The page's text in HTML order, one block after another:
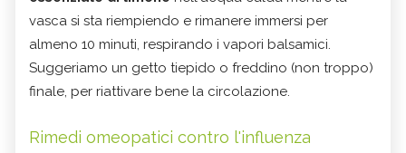
vasca si sta riempiendo e rimanere immersi per
almeno 10 minuti, respirando i vapori balsamici.
Suggeriamo un getto tiepido o freddino (non troppo)
finale, per riattivare bene la circolazione.
Rimedi omeopatici contro l'influenza